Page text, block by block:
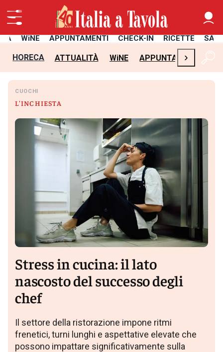
WiNE APPUNTAMENTI CHECK-IN RICETTE
HORECA ATTUALITÀ WiNE APPUNTAMENTI
›
CUOCHI
L'INCHIESTA
Stress in cucina: il lato
nascosto del successo degli
chef
Il settore della ristorazione impone ritmi
frenetici, turni lunghi e aspettative elevate che
possono impattare significativamente sulla